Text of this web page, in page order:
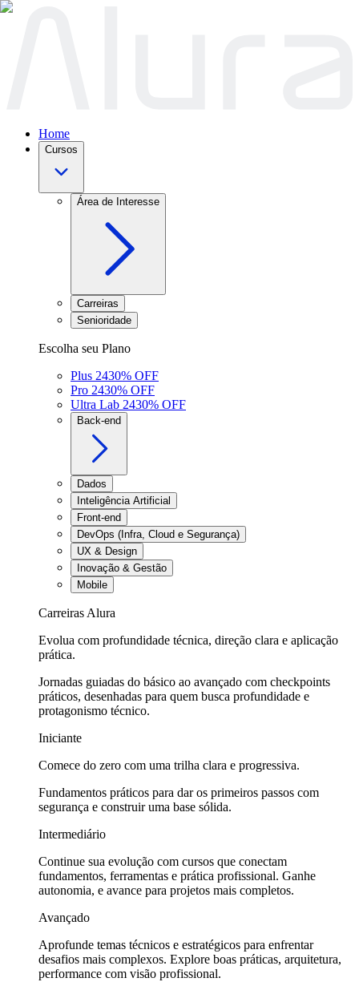
Home
Cursos
Área de Interesse
Carreiras
Senioridade
Escolha seu Plano
Plus 2430% OFF
Pro 2430% OFF
Ultra Lab 2430% OFF
Back-end
Dados
Inteligência Artificial
Front-end
DevOps (Infra, Cloud e Segurança)
UX & Design
Inovação & Gestão
Mobile
Carreiras Alura
Evolua com profundidade técnica, direção clara e aplicação
prática.
Jornadas guiadas do básico ao avançado com checkpoints
práticos, desenhadas para quem busca profundidade e
protagonismo técnico.
Iniciante
Comece do zero com uma trilha clara e progressiva.
Fundamentos práticos para dar os primeiros passos com
segurança e construir uma base sólida.
Intermediário
Continue sua evolução com cursos que conectam
fundamentos, ferramentas e prática profissional. Ganhe
autonomia, e avance para projetos mais completos.
Avançado
Aprofunde temas técnicos e estratégicos para enfrentar
desafios mais complexos. Explore boas práticas, arquitetura,
performance com visão profissional.